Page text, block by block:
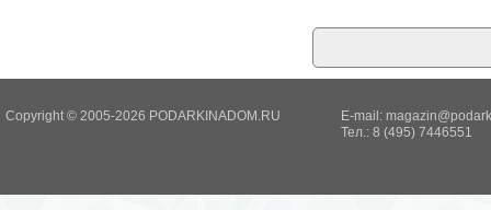
Copyright © 2005-2026 PODARKINADOM.RU E-mail:
Тел.: 8 (495) 7446551